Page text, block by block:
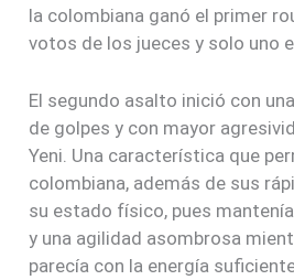
la colombiana ganó el primer
votos de los jueces y solo uno
El segundo asalto inició con
de golpes y con mayor
Yeni. Una característica que
colombiana, además de sus
su estado físico, pues
y una agilidad asombrosa
parecía con la energía